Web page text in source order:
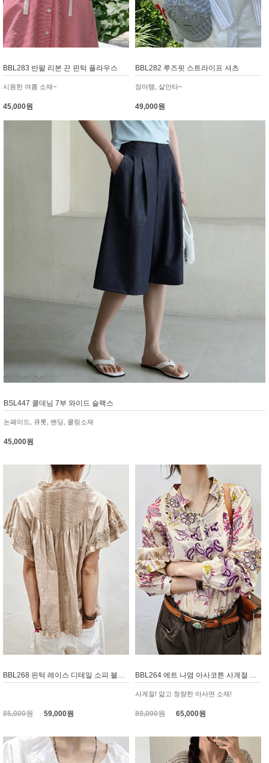
BBL283 반팔 리본 끈 핀턱 플라우스
시원한 여름 소재~
45,000원
BBL282 루즈핏 스트라이프 셔츠
장마템, 살안타~
49,000원
BSL447 쿨데님 7부 와이드 슬랙스
논페이드, 큐롯, 밴딩, 쿨링소재
45,000원
BBL268 핀턱 레이스 디테일 소피 블라우스
85,000원59,000원
BBL264 에트 나염 아사코튼 사계절 블라우스
사계절! 얇고 청량한 아사면 소재!
89,000원65,000원